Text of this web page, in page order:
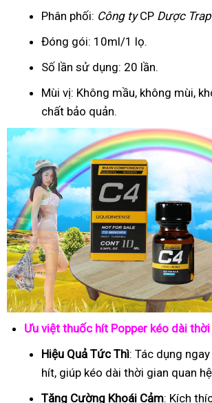
Phân phối: Công tyCP Dược
Đóng gói: 10ml/1 lọ.
Số lần sử dụng: 20 lần.
Mùi vị: Không mầu, không mùi,
chất bảo quản.
Ưu việt thuốc hít Popper kéo dài
Hiệu Quả Tức Thì: Tác dụng
hít, giúp kéo dài thời gian quan
Tăng Cường Khoái Cảm: Kích